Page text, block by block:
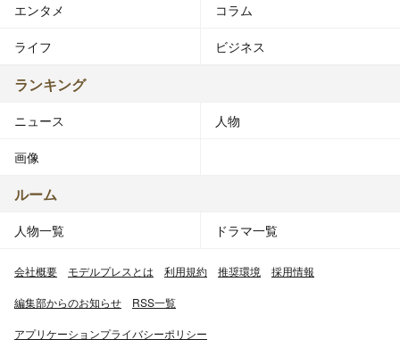
エンタメ コラム
ライフ ビジネス
ランキング
ニュース 人物
画像
ルーム
人物一覧 ドラマ一覧
会社概要 モデルプレスとは 利用規約 推奨環境 採用情報
編集部からのお知らせ RSS一覧
アプリケーションプライバシーポリシー